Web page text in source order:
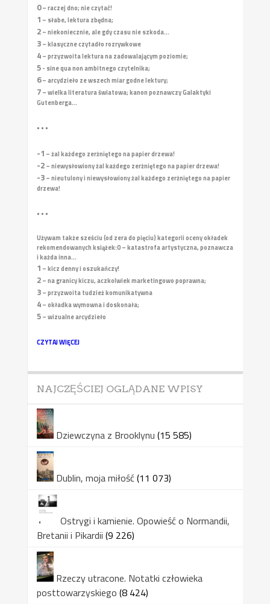
0– raczej dno; nie czytać!
1 – słabe, lektura zbędna;
2– niekoniecznie, ale gdy czasu nie szkoda...
3– klasyczne czytadło rozrywkowe
4– przyzwoita lektura na zadowalającym poziomie;
5- sine qua non ambitnego czytelnika;
6– arcydzieło ze wszech miar godne lektury;
7– wielka literatura światowa; kanon poznawczy Galaktyki
Gutenberga...
• • •
-1 – żal każdego zerżniętego na papier drzewa!
-2– niewysłowiony żal każdego zerżniętego na papier drzewa!
-3– nieutulony i niewysłowiony żal każdego zerżniętego na papier
drzewa!
• • •
Używam także sześciu (od zera do pięciu) kategorii oceny okładek
rekomendowanych książek:0 – katastrofa artystyczna, poznawcza
i każda inna...
1 – kicz denny i oszukańczy!
2– na granicy kiczu, aczkolwiek marketingowo poprawna;
3– przyzwoita tudzież komunikatywna
4– okładka wymowna i doskonała;
5– wizualne arcydzieło
CZYTAJ WIĘCEJ
NAJCZĘŚCIEJ OGLĄDANE WPISY
Dziewczyna z Brooklynu (15 585)
Dublin, moja miłość(11 073)
Ostrygi i kamienie. Opowieść o Normandii,
Bretanii i Pikardii (9 226)
Rzeczy utracone. Notatki człowieka
posttowarzyskiego (8 424)